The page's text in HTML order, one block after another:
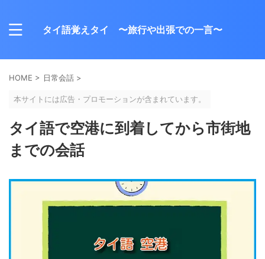
タイ語覚えタイ 〜旅行や出張での一言〜
HOME > 日常会話 >
本サイトには広告・プロモーションが含まれています。
タイ語で空港に到着してから市街地
までの会話